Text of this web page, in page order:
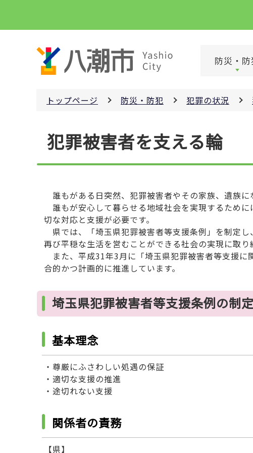
ペ
防災・防
トップページ 防災・防犯 犯罪の状況
犯罪被害者を支える輪
誰もがある日突然、犯罪被害者やその家族、遺
誰もが安心して暮らせる地域社会を実現するため
切な対応と支援が必要です。
県では、「埼玉県犯罪被害者等支援条例」を制定し
再び平穏な生活を営むことができる社会の実現に取り
また、平成31年3月に「埼玉県犯罪被害者等支援に
合的かつ計画的に推進しています。
埼玉県犯罪被害者等支援条例の制定
基本理念
・尊厳にふさわしい処遇の保証
・適切な支援の推進
・途切れない支援
関係者の責務
【県】